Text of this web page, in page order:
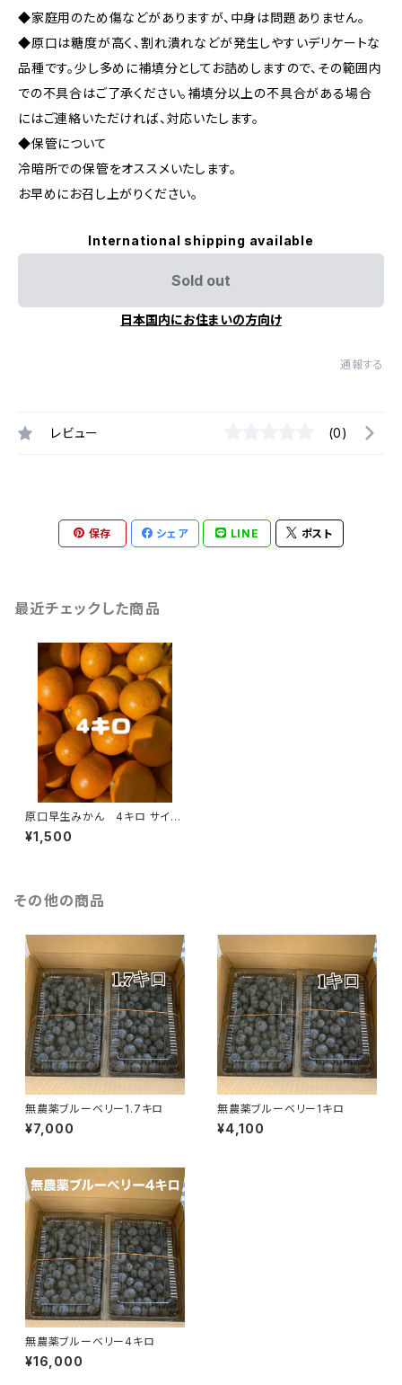
◆家庭用のため傷などがありますが、中身は問題ありません。
◆原口は糖度が高く、割れ潰れなどが発生しやすいデリケートな
品種です。少し多めに補填分としてお詰めしますので、その範囲内
での不具合はご了承ください。補填分以上の不具合がある場合
にはご連絡いただければ、対応いたします。
◆保管について
冷暗所での保管をオススメいたします。
お早めにお召し上がりください。
International shipping available
Sold out
日本国内にお住まいの方向け
通報する
レビュー (0)
保存 シェア LINE ポスト
最近チェックした商品
原口早生みかん 4キロ サイズ
混合
¥1,500
その他の商品
無農薬ブルーベリー1.7キロ
¥7,000
無農薬ブルーベリー1キロ
¥4,100
無農薬ブルーベリー4キロ
¥16,000